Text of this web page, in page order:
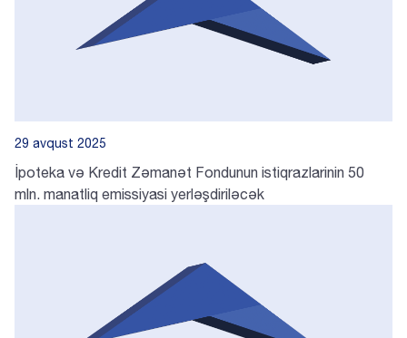
29 avqust 2025
İpoteka və Kredit Zəmanət Fondunun istiqrazlarinin 50
mln. manatliq emissiyasi yerləşdiriləcək